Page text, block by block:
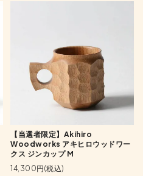
【当選者限定】Akihiro
Woodworks アキヒロウッドワー
クス ジンカップ M
14,300円(税込)